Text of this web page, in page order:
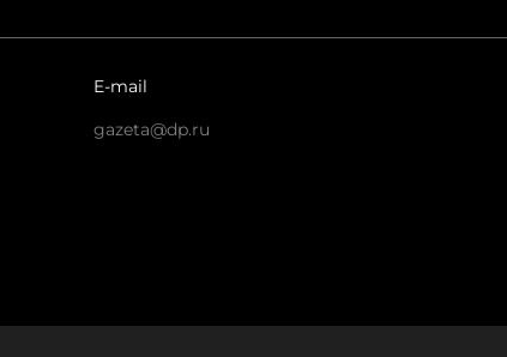
E-mail
gazeta@dp.ru